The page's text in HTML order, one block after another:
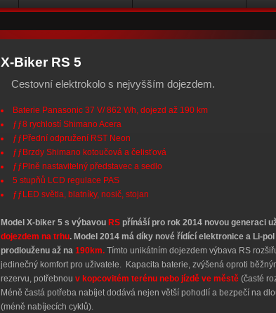
X-Biker RS 5
Cestovní elektrokolo s nejvyšším dojezdem.
Baterie Panasonic 37 V/ 862 Wh, dojezd až 190 km
ƒƒ8 rychlostí Shimano Acera
ƒƒPřední odpružení RST Neon
ƒƒBrzdy Shimano kotoučová a čelisťová
ƒƒPlně nastavitelný představec a sedlo
5 stupňů LCD regulace PAS
ƒƒLED světla, blatníky, nosič, stojan
Model X-biker 5 s výbavou RS přínáší pro rok 2014 novou generaci
dojezdem na trhu. Model 2014 má díky nové řídící elektronice a Li-
prodlouženu až na 190km. Tímto unikátním dojezdem výbava RS
jedinečný komfort pro uživatele. Kapacita baterie, zvýšená oproti
rezervu, potřebnou v kopcovitém terénu nebo jízdě ve městě (časté
Méně častá potřeba nabíjet dodává nejen větší pohodlí a bezpečí na
(méně nabíjecích cyklů).